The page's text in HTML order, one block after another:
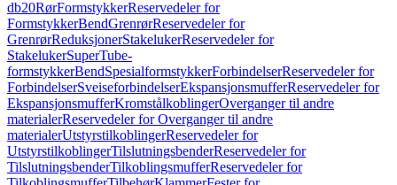
db20RørFormstykkerReservedeler for
FormstykkerBendGrenrørReservedeler for
GrenrørReduksjonerStakelukerReservedeler for
StakelukerSuperTube-
formstykkerBendSpesialformstykkerForbindelserReservedeler for
ForbindelserSveiseforbindelserEkspansjonsmufferReservedeler for
EkspansjonsmufferKromstålkoblingerOverganger til andre
materialerReservedeler for Overganger til andre
materialerUtstyrstilkoblingerReservedeler for
UtstyrstilkoblingerTilslutningsbenderReservedeler for
TilslutningsbenderTilkoblingsmufferReservedeler for